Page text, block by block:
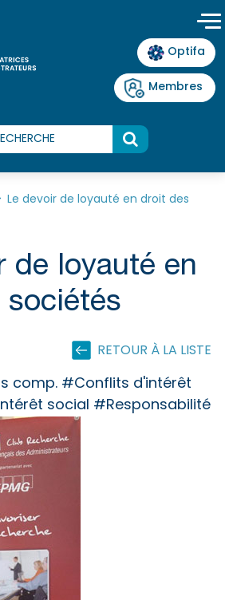
Optifa
Membres
Le devoir de loyauté en droit des
de loyauté en
RETOUR À LA LISTE
comp. #Conflits d'intérêt
social #Responsabilité